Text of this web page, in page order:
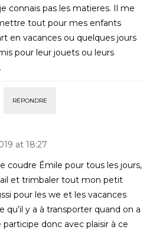
connais pas les matieres. Il me
tout pour mes enfants
en vacances ou quelques jours
pour leur jouets ou leurs
RÉPONDRE
at 18:27
coudre Émile pour tous les jours,
et trimbaler tout mon petit
pour les we et les vacances
qu’il y a à transporter quand on a
participe donc avec plaisir à ce